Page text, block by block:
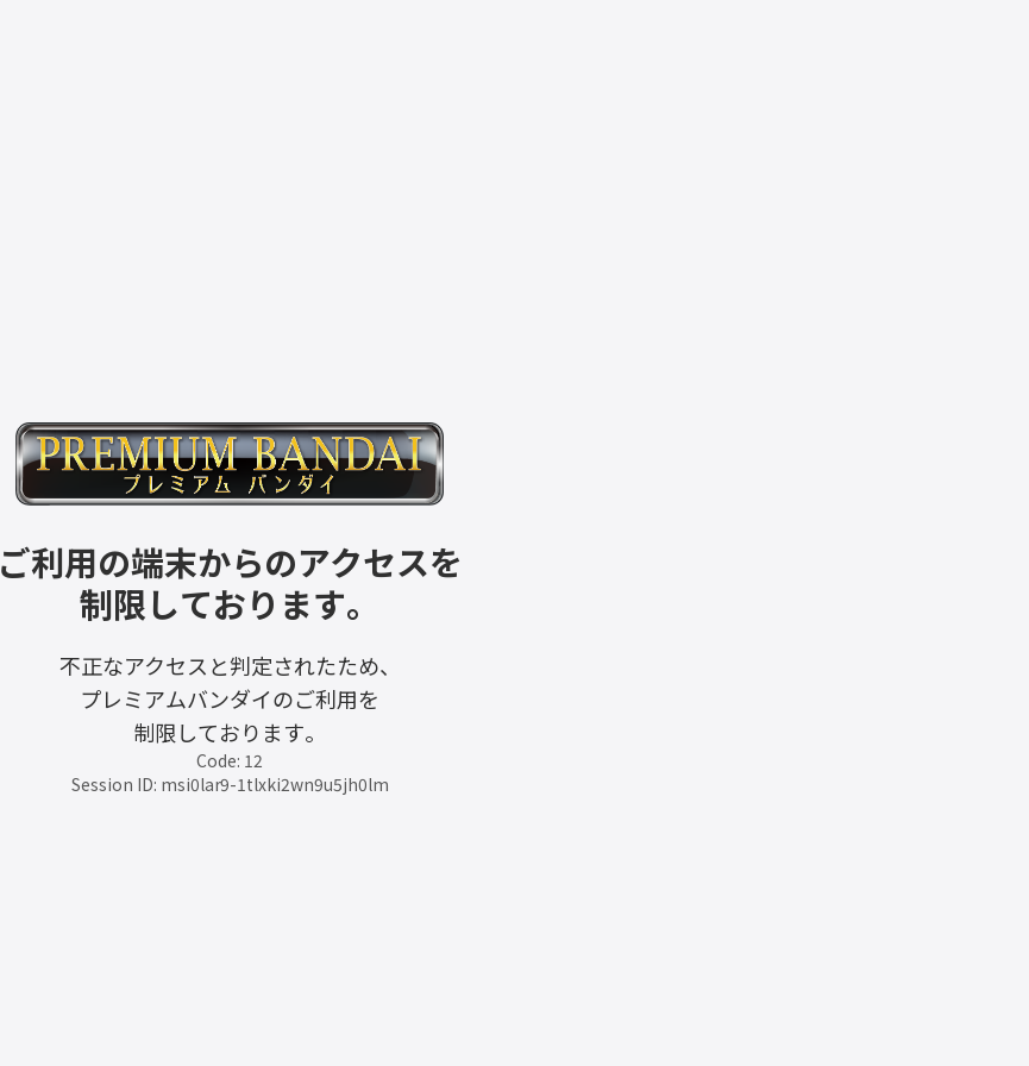
ご利用の端末からのアクセスを
制限しております。
不正なアクセスと判定されたため、
プレミアムバンダイのご利用を
制限しております。
Code: 12
Session ID: msi0lar9-1tlxki2wn9u5jh0lm